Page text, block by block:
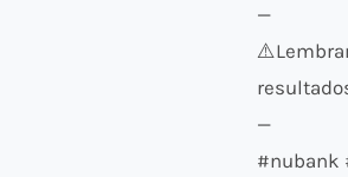
—
—
#nubank